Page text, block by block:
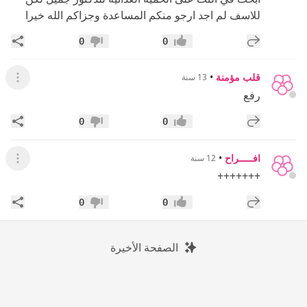
للاسف لم اجد ارجو منكم المساعدة وجزاكم الله خيرا
إضافة رد جديد إعجاب0 عدم إعجاب
0
قلب مؤمنة • 13 سنة عرض
رفع
إضافة رد جديد إعجاب0 عدم إعجاب
0
افـــــراح • 12 سنة عرض
+++++++
إضافة رد جديد إعجاب0 عدم إعجاب
0
الصفحة الأخيرة